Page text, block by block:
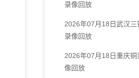
录像回放
2026年07月18日武汉三
录像回放
2026年07月18日重庆铜
像回放